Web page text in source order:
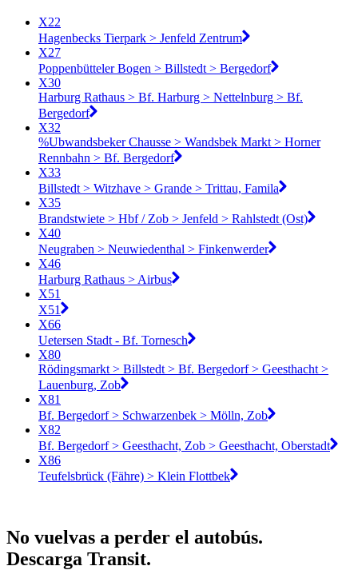
X22
Hagenbecks Tierpark > Jenfeld Zentrum
X27
Poppenbütteler Bogen > Billstedt > Bergedorf
X30
Harburg Rathaus > Bf. Harburg > Nettelnburg > Bf.
Bergedorf
X32
%Ubwandsbeker Chausse > Wandsbek Markt > Horner
Rennbahn > Bf. Bergedorf
X33
Billstedt > Witzhave > Grande > Trittau, Famila
X35
Brandstwiete > Hbf / Zob > Jenfeld > Rahlstedt (Ost)
X40
Neugraben > Neuwiedenthal > Finkenwerder
X46
Harburg Rathaus > Airbus
X51
X51
X66
Uetersen Stadt - Bf. Tornesch
X80
Rödingsmarkt > Billstedt > Bf. Bergedorf > Geesthacht >
Lauenburg, Zob
X81
Bf. Bergedorf > Schwarzenbek > Mölln, Zob
X82
Bf. Bergedorf > Geesthacht, Zob > Geesthacht, Oberstadt
X86
Teufelsbrück (Fähre) > Klein Flottbek
No vuelvas a perder el autobús.
Descarga Transit.